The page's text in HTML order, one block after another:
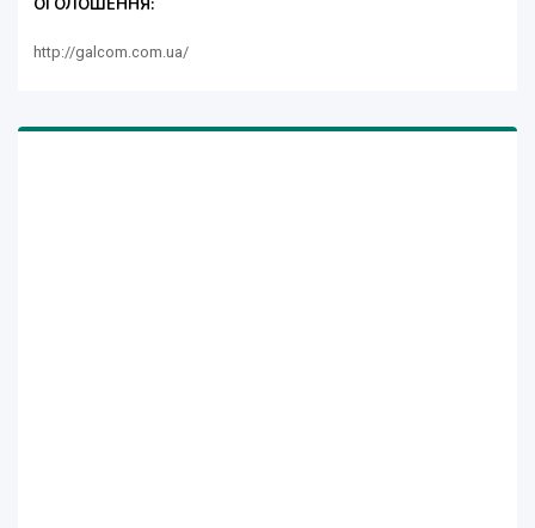
ОГОЛОШЕННЯ:
http://galcom.com.ua/